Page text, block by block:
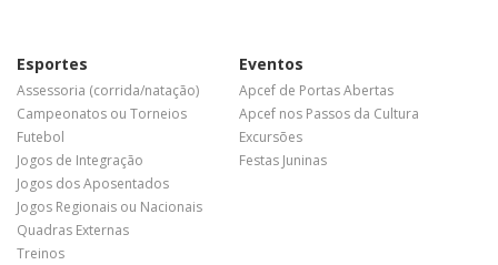
Esportes
Assessoria (corrida/natação)
Campeonatos ou Torneios
Futebol
Jogos de Integração
Jogos dos Aposentados
Jogos Regionais ou Nacionais
Quadras Externas
Treinos
Eventos
Apcef de Portas Abertas
Apcef nos Passos da Cultura
Excursões
Festas Juninas